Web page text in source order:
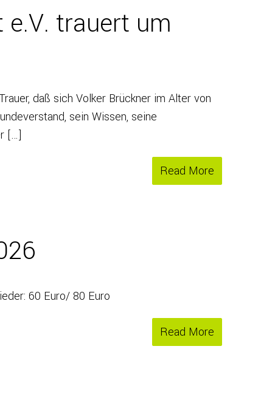
e.V. trauert um
daß sich Volker Brückner im Alter von
sein Wissen, seine
[…]
Read More
60 Euro/ 80 Euro
Read More